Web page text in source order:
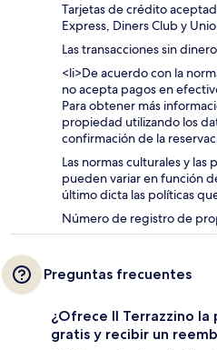
Tarjetas de crédito
Express, Diners Club y
Las transacciones sin
<li>De acuerdo con la
no acepta pagos en
Para obtener más
propiedad utilizando los
confirmación de la
Las normas culturales y
pueden variar en función
último dicta las políticas
Número de registro de
Preguntas frecuentes
¿Ofrece Il Terrazzino
gratis y recibir un